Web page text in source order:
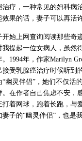
治疗，一种常见的妇科病
果的话，妻子可以再活
上网查询阅读那些奇
提起一位女病人，虽然
1994年，作家Marilyn
受乳腺癌治疗时候听到
幽灵伴侣”，她们不仅活
。在作者自己焦虑不安，
着网球，跑着长跑，与
子的“幽灵伴侣”，也是